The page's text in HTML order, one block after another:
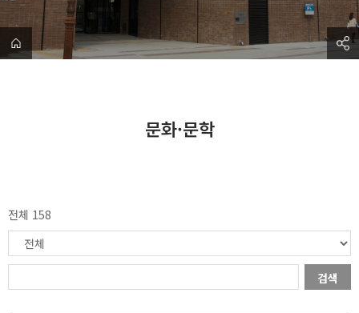
문화·문학
전체 158
검색